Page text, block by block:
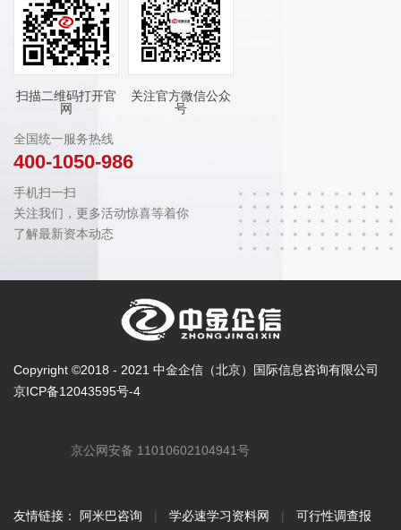
扫描二维码打开官
网
关注官方微信公众
号
全国统一服务热线
400-1050-986
手机扫一扫
关注我们，更多活动惊喜等着你
了解最新资本动态
Copyright ©2018 - 2021 中金企信（北京）国际信息咨询有限公司
京ICP备12043595号-4
京公网安备 11010602104941号
友情链接： 阿米巴咨询 | 学必速学习资料网 | 可行性调查报